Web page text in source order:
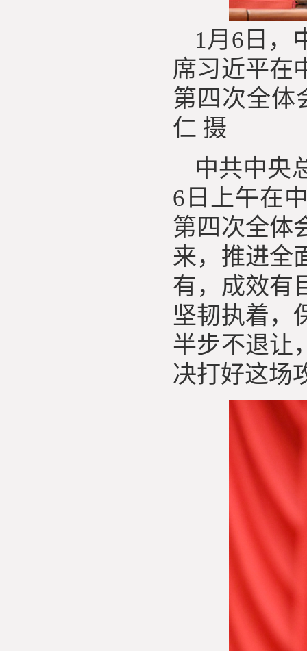
1月6日，
席习近平在
第四次全体
仁 摄
中共中央
6日上午在
第四次全体
来，推进全
有，成效有
坚韧执着，
半步不退让
决打好这场